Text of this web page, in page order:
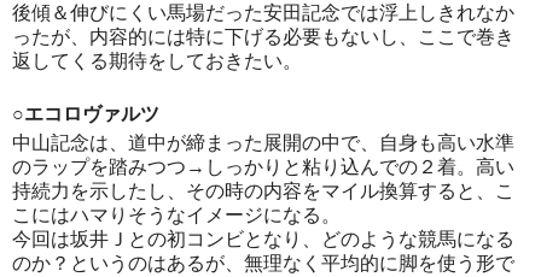
後傾＆伸びにくい馬場だった安田記念では浮上しきれなか
ったが、内容的には特に下げる必要もないし、ここで巻き
返してくる期待をしておきたい。
○エコロヴァルツ
中山記念は、道中が締まった展開の中で、自身も高い水準
のラップを踏みつつ→しっかりと粘り込んでの２着。高い
持続力を示したし、その時の内容をマイル換算すると、こ
こにはハマりそうなイメージになる。
今回は坂井Ｊとの初コンビとなり、どのような競馬になる
のか？というのはあるが、無理なく平均的に脚を使う形で